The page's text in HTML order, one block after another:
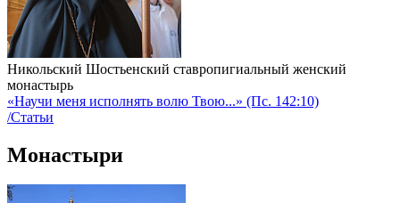
Никольский Шостьенский ставропигиальный женский
монастырь
«Научи меня исполнять волю Твою...» (Пс. 142:10)
/Статьи
Монастыри